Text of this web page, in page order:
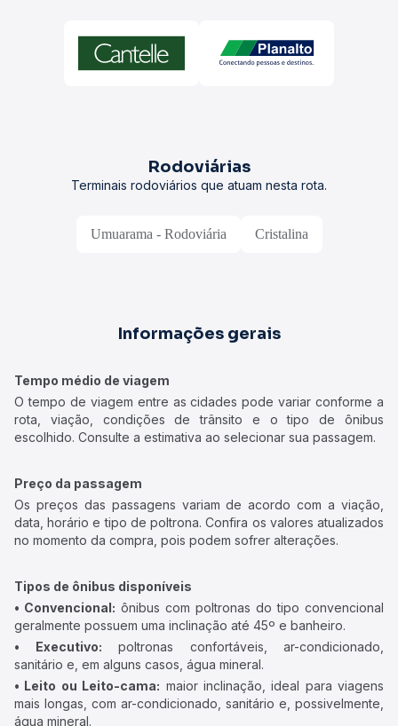
Rodoviárias
Terminais rodoviários que atuam nesta rota.
Umuarama - Rodoviária Cristalina
Informações gerais
Tempo médio de viagem
O tempo de viagem entre as cidades pode variar conforme a
rota, viação, condições de trânsito e o tipo de ônibus
escolhido. Consulte a estimativa ao selecionar sua passagem.
Preço da passagem
Os preços das passagens variam de acordo com a viação,
data, horário e tipo de poltrona. Confira os valores atualizados
no momento da compra, pois podem sofrer alterações.
Tipos de ônibus disponíveis
• Convencional: ônibus com poltronas do tipo convencional
geralmente possuem uma inclinação até 45º e banheiro.
• Executivo: poltronas confortáveis, ar-condicionado,
sanitário e, em alguns casos, água mineral.
• Leito ou Leito-cama: maior inclinação, ideal para viagens
mais longas, com ar-condicionado, sanitário e, possivelmente,
água mineral.